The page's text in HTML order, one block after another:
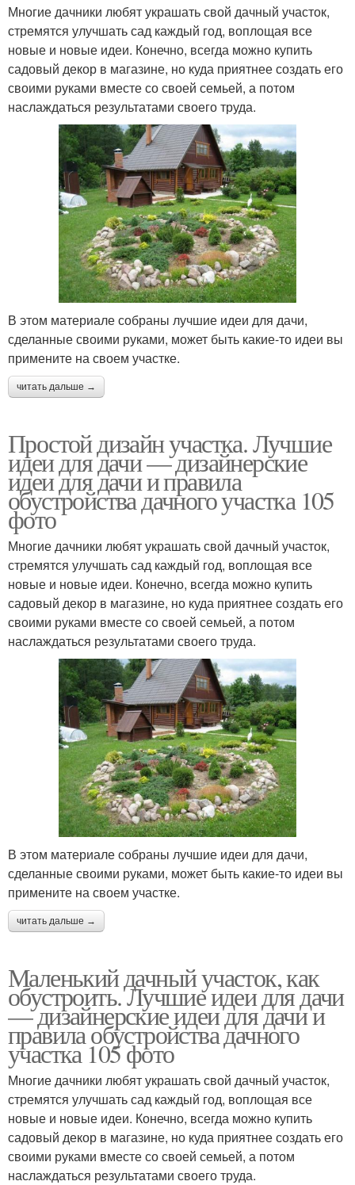
Многие дачники любят украшать свой дачный участок,
стремятся улучшать сад каждый год, воплощая все
новые и новые идеи. Конечно, всегда можно купить
садовый декор в магазине, но куда приятнее создать его
своими руками вместе со своей семьей, а потом
наслаждаться результатами своего труда.
В этом материале собраны лучшие идеи для дачи,
сделанные своими руками, может быть какие-то идеи вы
примените на своем участке.
читать дальше →
Простой дизайн участка. Лучшие
идеи для дачи — дизайнерские
идеи для дачи и правила
обустройства дачного участка 105
фото
Многие дачники любят украшать свой дачный участок,
стремятся улучшать сад каждый год, воплощая все
новые и новые идеи. Конечно, всегда можно купить
садовый декор в магазине, но куда приятнее создать его
своими руками вместе со своей семьей, а потом
наслаждаться результатами своего труда.
В этом материале собраны лучшие идеи для дачи,
сделанные своими руками, может быть какие-то идеи вы
примените на своем участке.
читать дальше →
Маленький дачный участок, как
обустроить. Лучшие идеи для дачи
— дизайнерские идеи для дачи и
правила обустройства дачного
участка 105 фото
Многие дачники любят украшать свой дачный участок,
стремятся улучшать сад каждый год, воплощая все
новые и новые идеи. Конечно, всегда можно купить
садовый декор в магазине, но куда приятнее создать его
своими руками вместе со своей семьей, а потом
наслаждаться результатами своего труда.